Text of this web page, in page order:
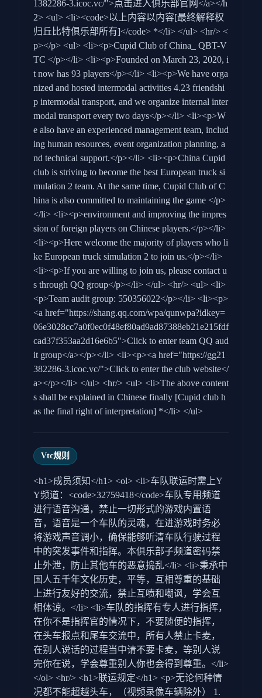
1382286-3.icoc.vc/">点击进入俱乐部官网</a></h
2> <ul> <li><code>以上内容以内容[最终解释权
归丘比特俱乐部所有]</code> *</li> </ul> <hr/> <
p></p> <ul> <li><p>Cupid Club of China_ QBT-V
TC </p></li> <li><p>Founded on March 23, 2020, i
t now has 93 players</p></li> <li><p>We have orga
nized and hosted intermodal activities 4.23 friendshi
p intermodal transport, and we organize internal inter
modal transport every two days</p></li> <li><p>W
e also have an experienced management team, includ
ing human resources, event organization planning, a
nd technical support.</p></li> <li><p>China Cupid
club is striving to become the best European truck si
mulation 2 team. At the same time, Cupid Club of C
hina is also committed to maintaining the game </p>
</li> <li><p>environment and improving the impres
sion of foreign players on Chinese players.</p></li>
<li><p>Here welcome the majority of players who li
ke European truck simulation 2 to join us.</p></li>
<li><p>If you are willing to join us, please contact u
s through QQ group</p></li> </ul> <hr/> <ul> <li>
<p>Team audit group: 550356022</p></li> <li><p>
<a href="https://shang.qq.com/wpa/qunwpa?idkey=
06e3028cc7a0f0ec0f48ef80ad9ad87388eb21e215fdf
cad37f353aa2d16e6b5">Click to enter team QQ aud
it group</a></p></li> <li><p><a href="https://gg21
382286-3.icoc.vc/">Click to enter the club website</
a></p></li> </ul> <hr/> <ul> <li>The above content
s shall be explained in Chinese finally [Cupid club h
as the final right of interpretation] *</li> </ul>
Vtc规则
<h1>成员须知</h1> <ol> <li>车队联运时需上Y
Y频道：<code>32759418</code>车队专用频道
进行语音沟通，禁止一切形式的游戏内置语
音，语音是一个车队的灵魂，在进游戏时务必
将游戏声音调小，确保能够听清车队行驶过程
中的突发事件和指挥。本俱乐部子频道密码禁
止外泄，防止其他车的恶意捣乱</li> <li>秉承中
国人五千年文化历史，平等，互相尊重的基础
上进行友好的交流，禁止互喷和嘲讽，学会互
相体谅。</li> <li>车队的指挥有专人进行指挥，
在你不是指挥官的情况下，不要随便的指挥，
在头车报点和尾车交流中，所有人禁止卡麦，
在别人说话的过程当中请不要卡麦，等别人说
完你在说，学会尊重别人你也会得到尊重。</li>
</ol> <hr/> <h1>联运规定</h1> <p>无论何种情
况都不能超越头车，（视频录像车辆除外） 1.